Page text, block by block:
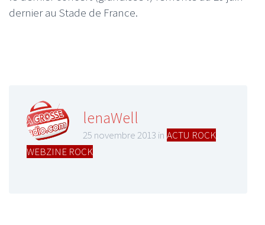
dernier au Stade de France.
lenaWell
25 novembre 2013 in ACTU ROCK
WEBZINE ROCK